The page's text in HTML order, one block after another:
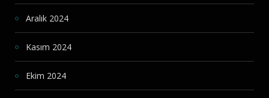
Aralık 2024
Kasım 2024
Ekim 2024